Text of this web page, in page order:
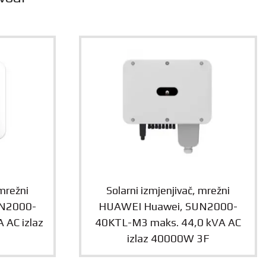
AC izlaz
Solarni izmjenjivač, mrežni
HUAWEI Huawei, SUN2000-
40KTL-M3 maks. 44,0 kVA AC
izlaz 40000W 3F